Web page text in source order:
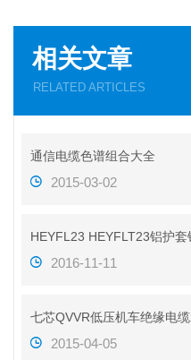
相关文章
RELATED ARTICLES
通信电缆色谱组合大全
2015-03-02
2016-11-11
七芯QVVR低压机车绝缘电
2015-04-05